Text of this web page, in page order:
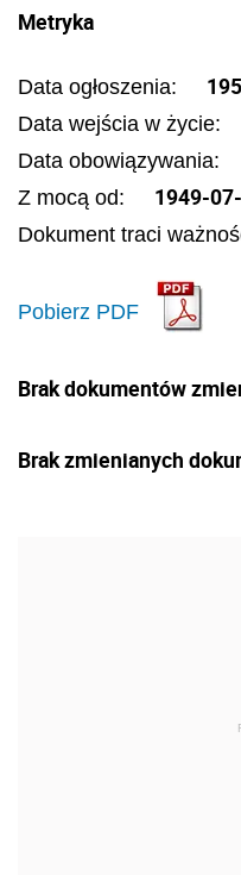
Metryka
Data ogłoszenia:
Data wejścia w życie:
Data obowiązywania:
Z mocą od: 1949-
Dokument traci
Pobierz PDF
Brak dokumentów
Brak zmienianych